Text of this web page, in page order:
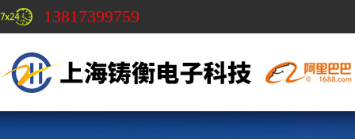
13817399759